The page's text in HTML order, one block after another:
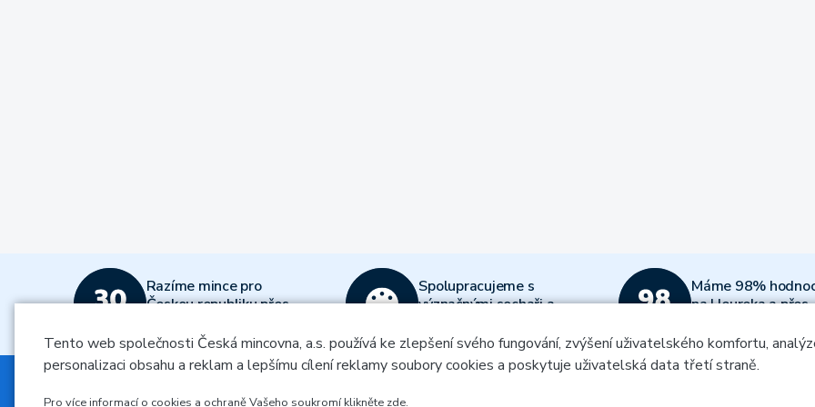
Razíme mince pro
Českou republiku přes
Spolupracujeme s
význačnými sochaři a
Máme 98%
na Heureka a přes
Nenechte si nic ujít a odebírejte náš newsletter
Tento web společnosti Česká mincovna, a.s. používá ke zlepšení svého fungování, zvýšení uživatelského komfortu,
personalizaci obsahu a reklam a lepšímu cílení reklamy soubory cookies a poskytuje uživatelská data třetí straně.
Pro více informací o cookies a ochraně Vašeho soukromí klikněte zde.